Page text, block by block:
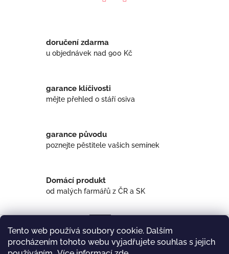
Tento web používá soubory cookie. Dalším
procházením tohoto webu vyjadřujete souhlas s jejich
doručení zdarma
u objednávek nad 900 Kč
garance klíčivosti
mějte přehled o stáří osiva
garance původu
poznejte pěstitele vašich semínek
Domácí produkt
od malých farmářů z ČR a SK
Diskuze
Popis produktu není dostupný